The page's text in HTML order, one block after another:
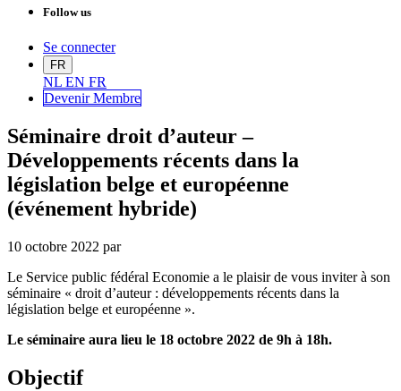
Follow us
Se connecter
FR
NL EN FR
Devenir Membre
Séminaire droit d’auteur –
Développements récents dans la
législation belge et européenne
(événement hybride)
10 octobre 2022 par
Le Service public fédéral Economie a le plaisir de vous inviter à son
séminaire « droit d’auteur : développements récents dans la
législation belge et européenne ».
Le séminaire aura lieu le 18 octobre 2022 de 9h à 18h.
Objectif